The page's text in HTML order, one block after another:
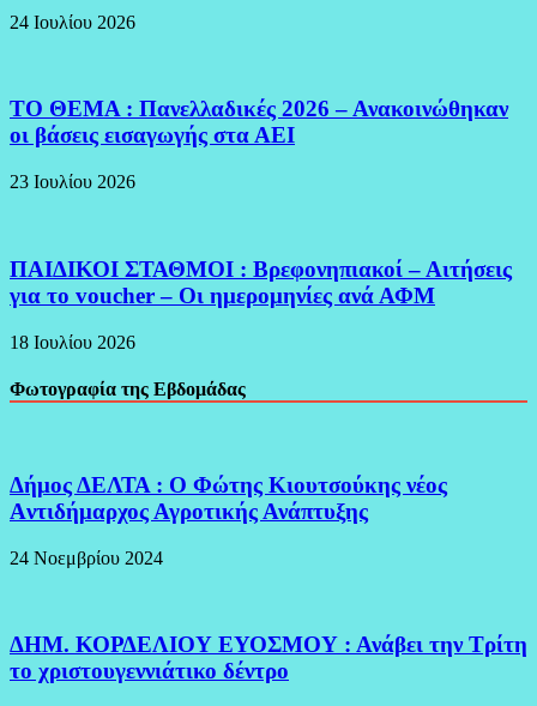
24 Ιουλίου 2026
ΤΟ ΘΕΜΑ : Πανελλαδικές 2026 – Ανακοινώθηκαν
οι βάσεις εισαγωγής στα ΑΕΙ
23 Ιουλίου 2026
ΠΑΙΔΙΚΟΙ ΣΤΑΘΜΟΙ : Βρεφονηπιακοί – Αιτήσεις
για το voucher – Οι ημερομηνίες ανά ΑΦΜ
18 Ιουλίου 2026
Φωτογραφία της Εβδομάδας
Δήμος ΔΕΛΤΑ : Ο Φώτης Κιουτσούκης νέος
Aντιδήμαρχος Αγροτικής Ανάπτυξης
24 Νοεμβρίου 2024
ΔΗΜ. ΚΟΡΔΕΛΙΟΥ ΕΥΟΣΜΟΥ : Ανάβει την Τρίτη
το χριστουγεννιάτικο δέντρο